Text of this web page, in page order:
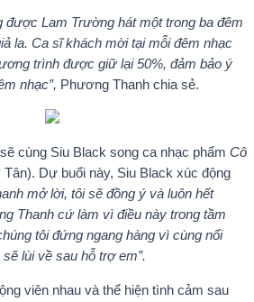
được Lam Trường hát một trong ba đêm
la. Ca sĩ khách mời tại mỗi đêm nhạc
trình được giữ lại 50%, đảm bảo ý
nhạc”, Phương Thanh chia sẻ.
cùng Siu Black song ca nhạc phẩm Cô
Tân). Dự buổi này, Siu Black xúc động
mở lời, tôi sẽ đồng ý và luôn hết
Thanh cứ làm vì điều này trong tầm
tôi đứng ngang hàng vì cùng nổi
lùi về sau hỗ trợ em”.
viên nhau và thể hiện tình cảm sau